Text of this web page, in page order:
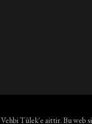
Vehbi Tülek'e aittir. Bu web